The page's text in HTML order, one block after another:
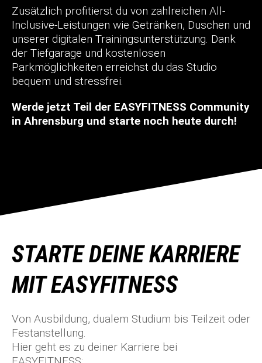
Zusätzlich profitierst du von zahlreichen All-
Inclusive-Leistungen wie Getränken, Duschen und
unserer digitalen Trainingsunterstützung. Dank
der Tiefgarage und kostenlosen
Parkmöglichkeiten erreichst du das Studio
bequem und stressfrei.
Werde jetzt Teil der EASYFITNESS Community
in Ahrensburg und starte noch heute durch!
STARTE DEINE KARRIERE
MIT EASYFITNESS
Von Ausbildung, dualem Studium bis Teilzeit oder
Festanstellung.
Hier geht es zu deiner Karriere bei